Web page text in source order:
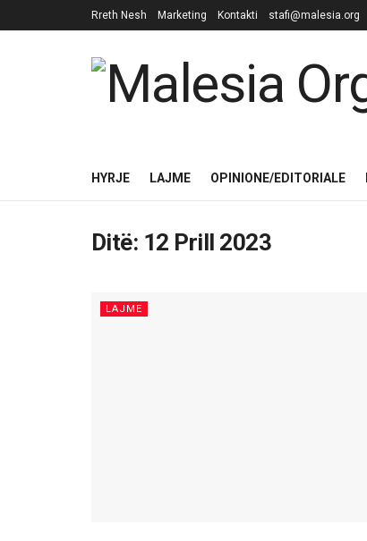
Rreth Nesh Marketing Kontakti stafi@malesia.org
HYRJE LAJME OPINIONE/EDITORIALE
Ditë: 12 Prill 2023
LAJME